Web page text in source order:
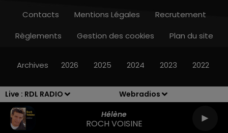
Live : RDL RADIO
Webradios
Hélène
ROCH VOISINE
7h00 - 10h00
Contacts Mentions Légales
Recrutement
Règlements
Gestion des cookies Plan du site
Archives 2026 2025 2024 2023 2022